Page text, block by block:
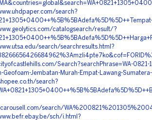
search?
catalogsearch/result/?
search/searchresults.html?
Search?searchPhrase=WA-
Geofoam-Jembatan-Murah-Empat-Lawang-
search?
search/
sch/i.html?